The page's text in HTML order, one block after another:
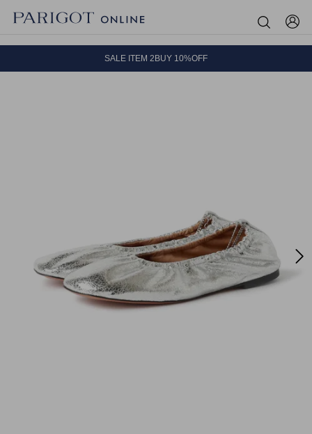
SALE ITEM 2BUY 10%OFF